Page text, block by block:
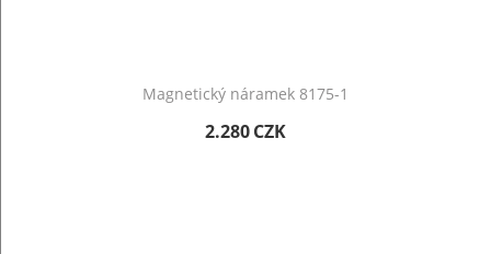
Magnetický náramek 8175-1
2.280CZK